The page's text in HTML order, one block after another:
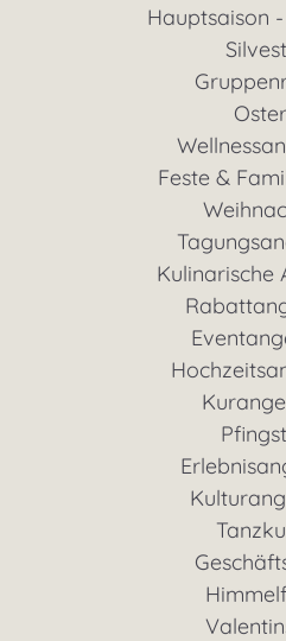
Freizeit (Reiten, Golf,
Hauptsaison
Feste &
Kulinarische